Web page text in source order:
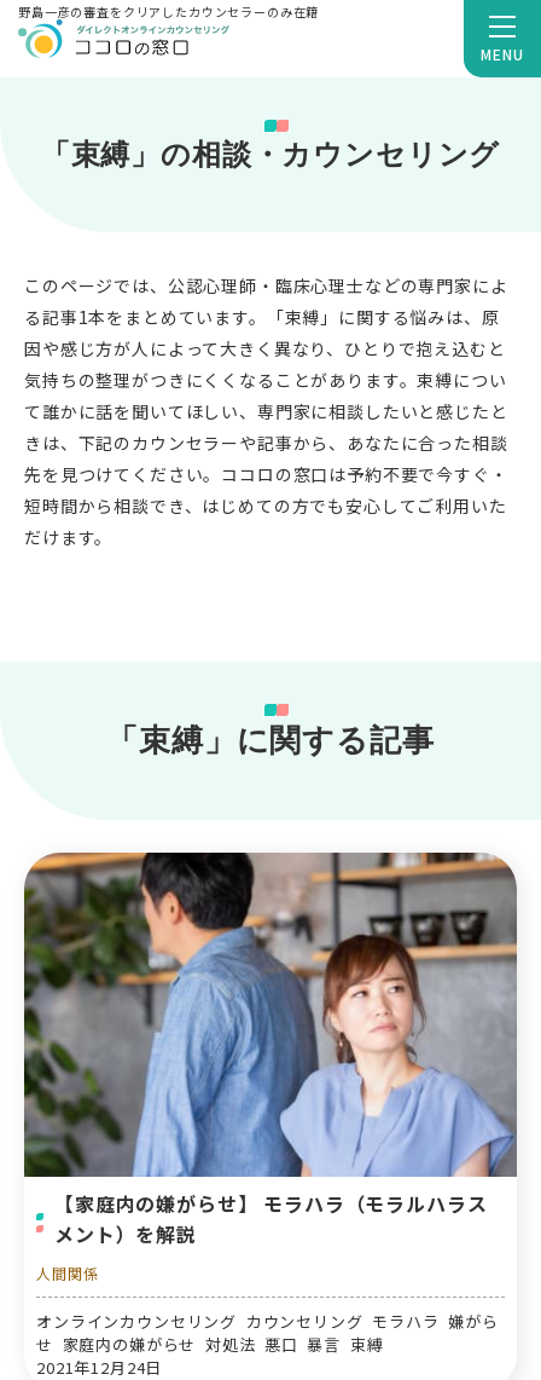
MENU
野島一彦の審査をクリアしたカウンセラーのみ在籍
「束縛」の相談・カウンセリング
このページでは、公認心理師・臨床心理士などの専門家によ
る記事1本をまとめています。「束縛」に関する悩みは、原
因や感じ方が人によって大きく異なり、ひとりで抱え込むと
気持ちの整理がつきにくくなることがあります。束縛につい
て誰かに話を聞いてほしい、専門家に相談したいと感じたと
きは、下記のカウンセラーや記事から、あなたに合った相談
先を見つけてください。ココロの窓口は予約不要で今すぐ・
短時間から相談でき、はじめての方でも安心してご利用いた
だけます。
「束縛」に関する記事
【家庭内の嫌がらせ】 モラハラ（モラルハラス
メント）を解説
人間関係
オンラインカウンセリング カウンセリング モラハラ 嫌がら
せ 家庭内の嫌がらせ 対処法 悪口 暴言 束縛
2021年12月24日